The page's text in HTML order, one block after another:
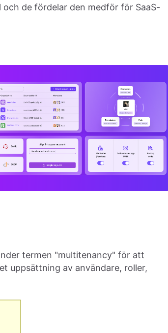
de fördelar den medför för SaaS-
termen "multitenancy" för att
uppsättning av användare, roller,